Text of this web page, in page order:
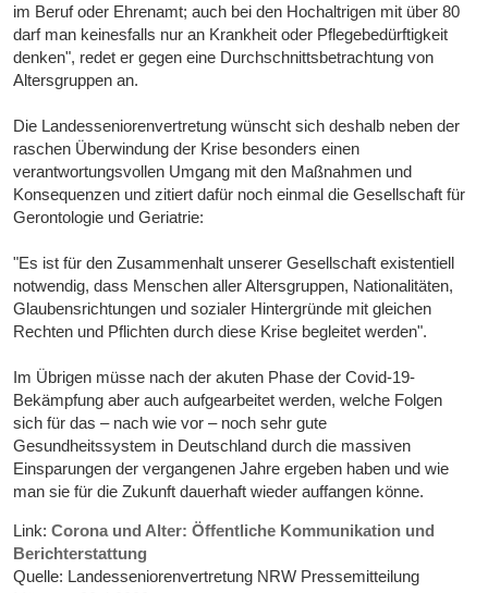
im Beruf oder Ehrenamt; auch bei den Hochaltrigen mit über 80
darf man keinesfalls nur an Krankheit oder Pflegebedürftigkeit
denken", redet er gegen eine Durchschnittsbetrachtung von
Altersgruppen an.
Die Landesseniorenvertretung wünscht sich deshalb neben der
raschen Überwindung der Krise besonders einen
verantwortungsvollen Umgang mit den Maßnahmen und
Konsequenzen und zitiert dafür noch einmal die Gesellschaft für
Gerontologie und Geriatrie:
"Es ist für den Zusammenhalt unserer Gesellschaft existentiell
notwendig, dass Menschen aller Altersgruppen, Nationalitäten,
Glaubensrichtungen und sozialer Hintergründe mit gleichen
Rechten und Pflichten durch diese Krise begleitet werden".
Im Übrigen müsse nach der akuten Phase der Covid-19-
Bekämpfung aber auch aufgearbeitet werden, welche Folgen
sich für das – nach wie vor – noch sehr gute
Gesundheitssystem in Deutschland durch die massiven
Einsparungen der vergangenen Jahre ergeben haben und wie
man sie für die Zukunft dauerhaft wieder auffangen könne.
Link:Corona und Alter: Öffentliche Kommunikation und
Berichterstattung
Quelle: Landesseniorenvertretung NRW Pressemitteilung